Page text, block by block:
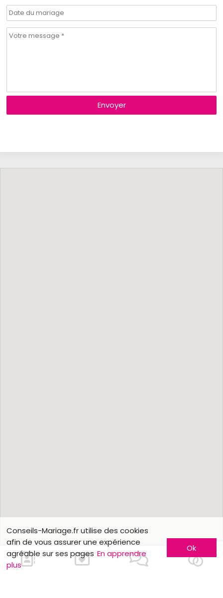
Nous contacter
Envoyer
Conseils-Mariage.fr utilise des cookies
afin de vous assurer une expérience
agréable sur ses pages En apprendre
plus
Ok